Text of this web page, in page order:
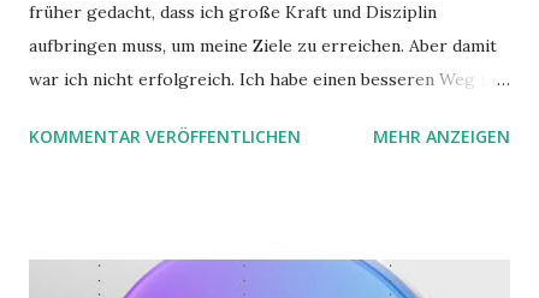
früher gedacht, dass ich große Kraft und Disziplin
aufbringen muss, um meine Ziele zu erreichen. Aber damit
war ich nicht erfolgreich. Ich habe einen besseren Weg in
möchte. Darin habe ich zwei gute Begründungen gefunden,
KOMMENTAR VERÖFFENTLICHEN MEHR ANZEIGEN